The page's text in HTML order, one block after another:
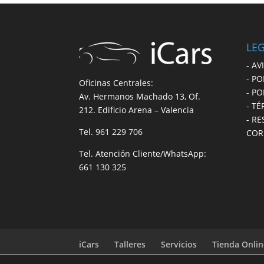
Oficinas Centrales:
Av. Hermanos Machado 13, Of.
212. Edificio Arena – Valencia
Tel.961 229 706
Tel. Atención Cliente/WhatsApp:
661 130 325
-
-
-
-
-
iCars Talleres Servicios Tienda